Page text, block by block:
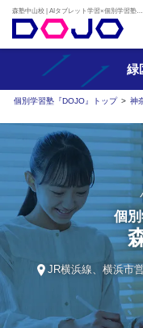
緑
個別学習塾『DOJO』トップ > 神
個
JR横浜線、横浜市